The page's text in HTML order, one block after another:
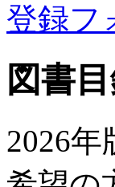
登録フ
図書
2026